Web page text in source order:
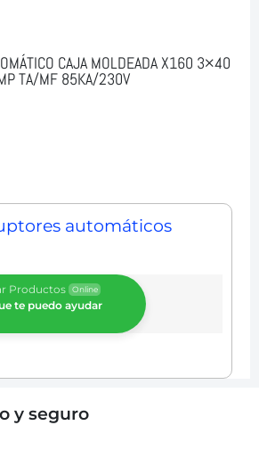
CAJA MOLDEADA X160 3×40
TA/MF 85KA/230V
automáticos
Productos Online
te puedo ayudar
y seguro